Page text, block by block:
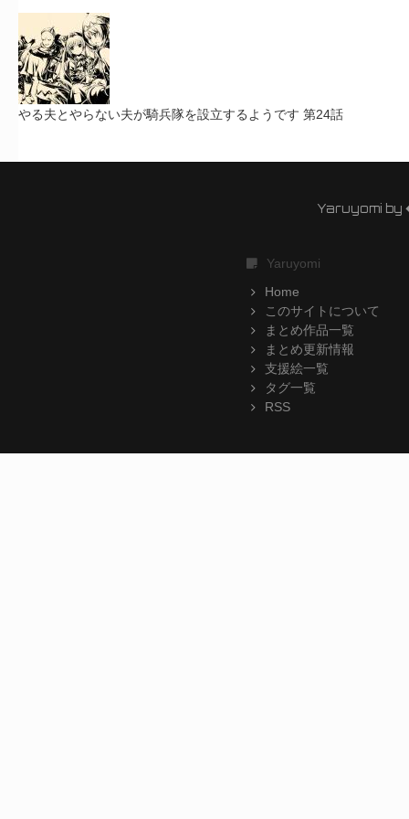
やる夫とやらない夫が騎兵隊を設立するようです 第24話
Yaruyomi by
Yaruyomi
Home
このサイトについて
まとめ作品一覧
まとめ更新情報
支援絵一覧
タグ一覧
RSS